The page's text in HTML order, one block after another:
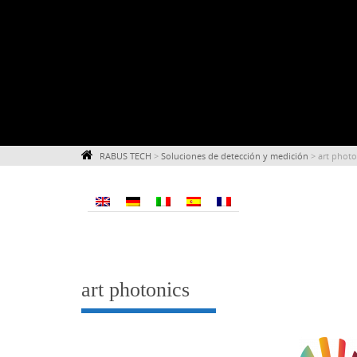
RABUS TECH > Soluciones de detección y medición > art
art photonics